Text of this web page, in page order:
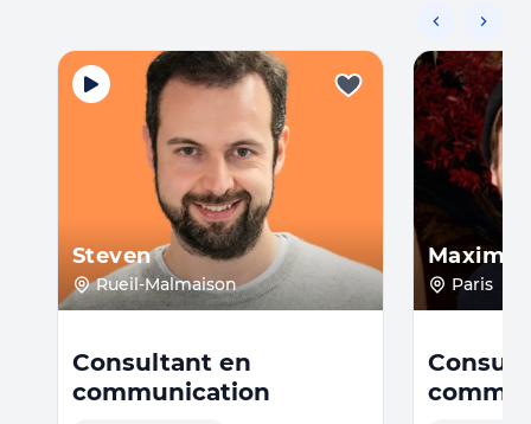
Steven
Rueil-Malmaison
Consultant en
communication
Maxime
Paris